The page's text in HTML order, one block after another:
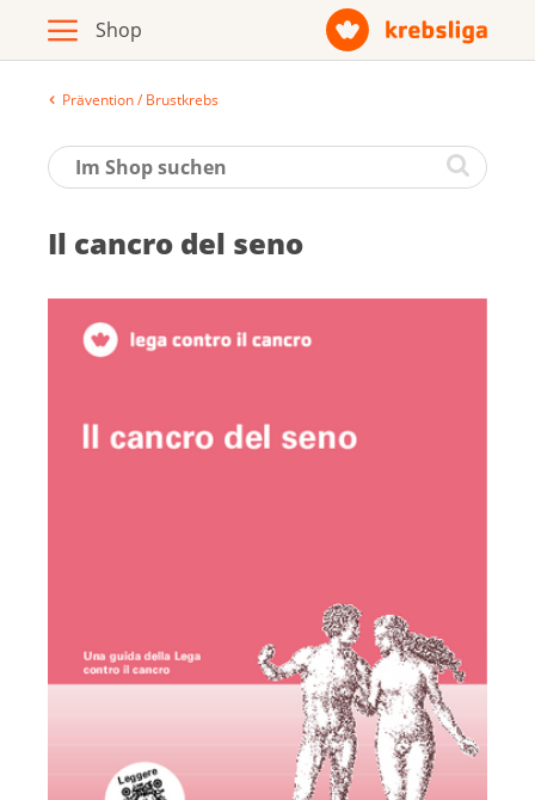
Broschüren / Infomaterial
Produkte
Zur Krebsliga-Webseite
Prävention / Brustkrebs
Il cancro del seno